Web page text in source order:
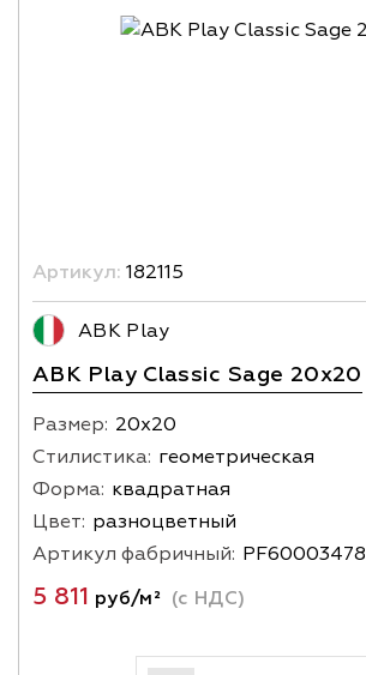
Артикул: 182115
ABK Play
ABK Play Classic Sage 20x20
Размер: 20х20
Стилистика: геометрическая
Форма: квадратная
Цвет: разноцветный
Артикул фабричный: PF60003478
5 811 руб/м² (с НДС)